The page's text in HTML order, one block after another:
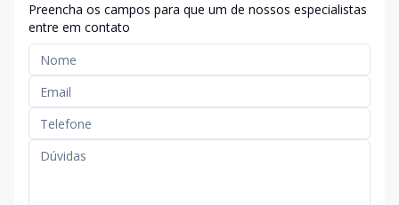
Preencha os campos para que um de nossos especialistas
entre em contato